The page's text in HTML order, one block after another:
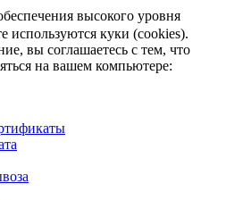
высокого уровня
используются куки (cookies).
вы соглашаетесь с тем, что
на вашем компьютере: